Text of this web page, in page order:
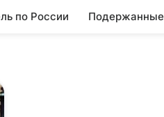
по России Подержанные